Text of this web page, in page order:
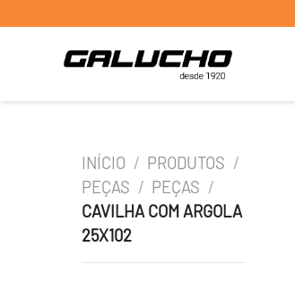
INÍCIO / PRODUTOS /
PEÇAS / PEÇAS /
CAVILHA COM ARGOLA
25X102